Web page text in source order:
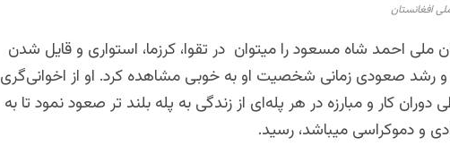
افغانستان
ملی احمد شاه مسعود را میتوان در تقوا، کرزما، استواری و قایل شدن
و رشد صعودی زمانی شخصیت او به خوبی مشاهده کرد. او از اخوانی‌گری
دوران کار و مبارزه در هر پله‌ای از زندگی به پله بلند تر صعود نمود تا به
و دموکراسی میباشد، رسید.